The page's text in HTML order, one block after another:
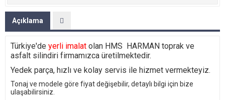
Açıklama
Türkiye'de yerli imalat olan HMS HARMAN toprak ve
asfalt silindiri firmamızca üretilmektedir.
Yedek parça, hızlı ve kolay servis ile hizmet vermekteyiz.
Tonaj ve modele göre fiyat değişebilir, detaylı bilgi için bize
ulaşabilirsiniz.